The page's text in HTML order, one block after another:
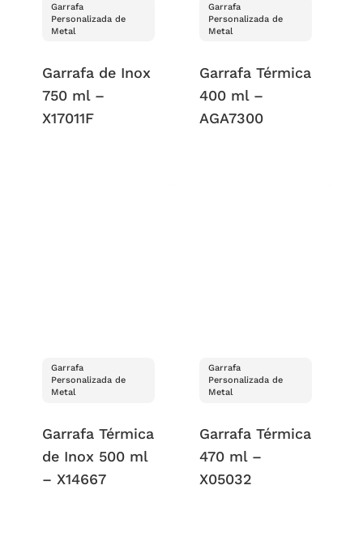
Garrafa
Personalizada de
Metal
Garrafa de Inox
750 ml –
X17011F
Garrafa
Personalizada de
Metal
Garrafa Térmica
400 ml –
AGA7300
Garrafa
Personalizada de
Metal
Garrafa Térmica
de Inox 500 ml
– X14667
Garrafa
Personalizada de
Metal
Garrafa Térmica
470 ml –
X05032